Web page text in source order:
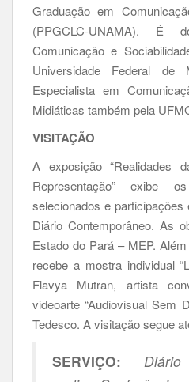
Graduação em
(PPGCLC-UNAMA).
Comunicação e
Universidade Federal de
Especialista em
Midiáticas também pela
VISITAÇÃO
A exposição “Realidades
Representação” exibe
selecionados e participações
Diário Contemporâneo. As
Estado do Pará – MEP.
recebe a mostra individual
Flavya Mutran, artista
videoarte “Audiovisual Sem
Tedesco. A visitação segue
SERVIÇO: